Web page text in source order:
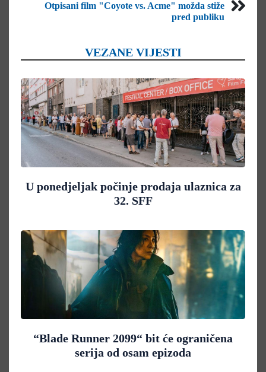
Otpisani film "Coyote vs. Acme" možda stiže
pred publiku
VEZANE VIJESTI
U ponedjeljak počinje prodaja ulaznica za
32. SFF
“Blade Runner 2099“ bit će ograničena
serija od osam epizoda